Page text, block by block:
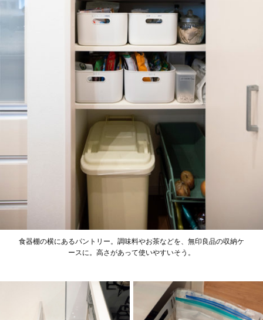
食器棚の横にあるパントリー。調味料やお茶などを、無印良品の収納ケ
ースに。高さがあって使いやすいそう。